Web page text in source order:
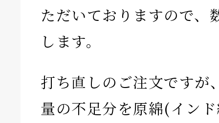
ただいておりますので、
します。
打ち直しのご注文ですが
量の不足分を原綿(イン